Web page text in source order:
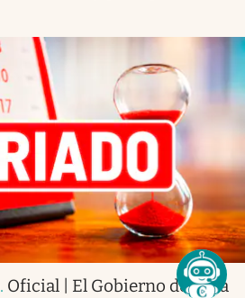
. Oficial | El Gobierno decreta